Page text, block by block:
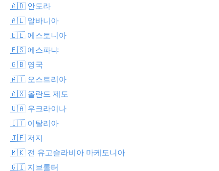
🇦🇩 안도라
🇦🇱 알바니아
🇪🇪 에스토니아
🇪🇸 에스파냐
🇬🇧 영국
🇦🇹 오스트리아
🇦🇽 올란드 제도
🇺🇦 우크라이나
🇮🇹 이탈리아
🇯🇪 저지
🇲🇰 전 유고슬라비아 마케도니아
🇬🇮 지브롤터